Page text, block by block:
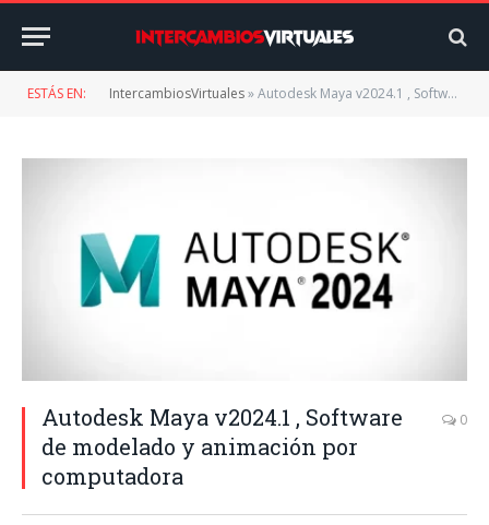
ESTÁS EN: IntercambiosVirtuales»Autodesk Maya v2024.1 , Software de modelado y animación por computadora
Autodesk Maya v2024.1 , Software
de modelado y animación por
computadora
0